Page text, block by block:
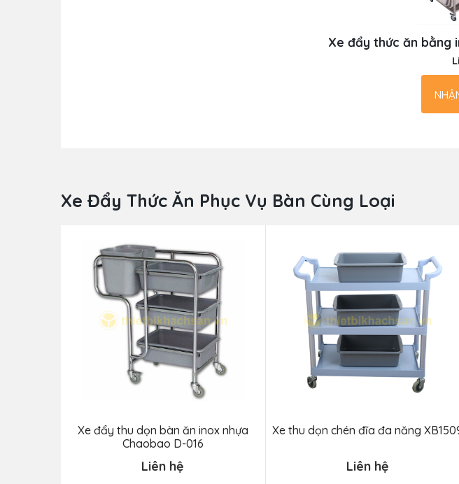
Xe đẩy thức ăn bằng
Xe Đẩy Thức Ăn Phục Vụ Bàn Cùng Loại
Xe đẩy thu dọn bàn ăn inox nhựa
Chaobao D-016
Liên hệ
Xe thu dọn chén đĩa đa năng
Liên hệ